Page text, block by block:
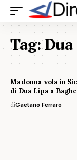
Tag:
Madonna vola in
di Dua Lipa a
diGaetano Ferraro